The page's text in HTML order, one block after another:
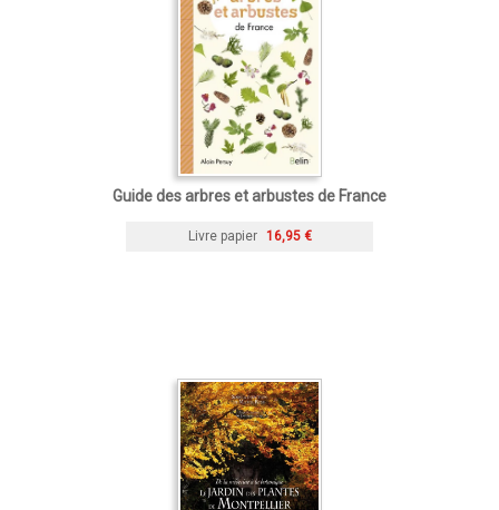
Guide des arbres et arbustes de France
Livre papier 16,95 €